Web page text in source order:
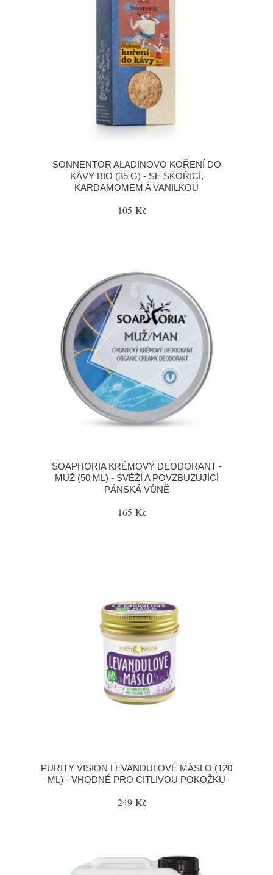
SONNENTOR ALADINOVO KOŘENÍ DO
KÁVY BIO (35 G) - SE SKOŘICÍ,
KARDAMOMEM A VANILKOU
105 Kč
SOAPHORIA KRÉMOVÝ DEODORANT -
MUŽ (50 ML) - SVĚŽÍ A POVZBUZUJÍCÍ
PÁNSKÁ VŮNĚ
165 Kč
PURITY VISION LEVANDULOVÉ MÁSLO (120
ML) - VHODNÉ PRO CITLIVOU POKOŽKU
249 Kč